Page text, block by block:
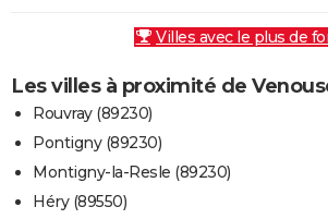
Villes avec le plus de
Les villes à proximité de
Rouvray (89230)
Pontigny (89230)
Montigny-la-Resle (89230)
Héry (89550)